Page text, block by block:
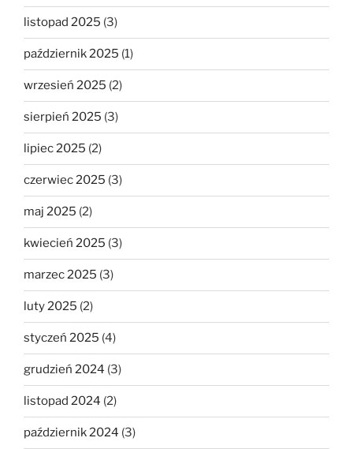
listopad 2025 (3)
październik 2025 (1)
wrzesień 2025 (2)
sierpień 2025 (3)
lipiec 2025 (2)
czerwiec 2025 (3)
maj 2025 (2)
kwiecień 2025 (3)
marzec 2025 (3)
luty 2025 (2)
styczeń 2025 (4)
grudzień 2024 (3)
listopad 2024 (2)
październik 2024 (3)